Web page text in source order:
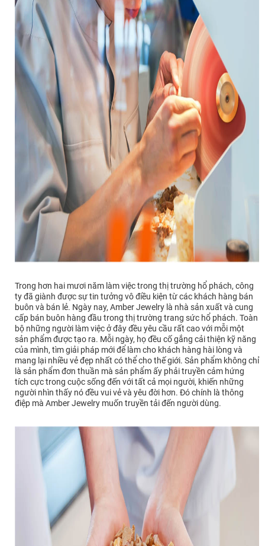
Trong hơn hai mươi năm làm việc trong thị trường hổ phách, công
ty đã giành được sự tin tưởng vô điều kiện từ các khách hàng bán
buôn và bán lẻ. Ngày nay, Amber Jewelry là nhà sản xuất và cung
cấp bán buôn hàng đầu trong thị trường trang sức hổ phách. Toàn
bộ những người làm việc ở đây đều yêu cầu rất cao với mỗi một
sản phẩm được tạo ra. Mỗi ngày, họ đều cố gắng cải thiện kỹ năng
của mình, tìm giải pháp mới để làm cho khách hàng hài lòng và
mang lại nhiều vẻ đẹp nhất có thể cho thế giới. Sản phẩm không chỉ
là sản phẩm đơn thuần mà sản phẩm ấy phải truyền cảm hứng
tích cực trong cuộc sống đến với tất cả mọi người, khiến những
người nhìn thấy nó đều vui vẻ và yêu đời hơn. Đó chính là thông
điệp mà Amber Jewelry muốn truyền tải đến người dùng.